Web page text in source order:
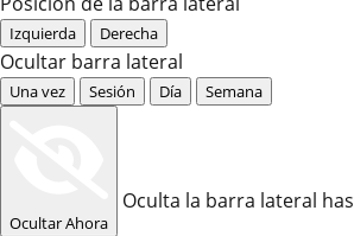
Izquierda Derecha
Ocultar barra lateral
Una vez Sesión Día Semana
Ocultar Ahora
Oculta la barra lateral